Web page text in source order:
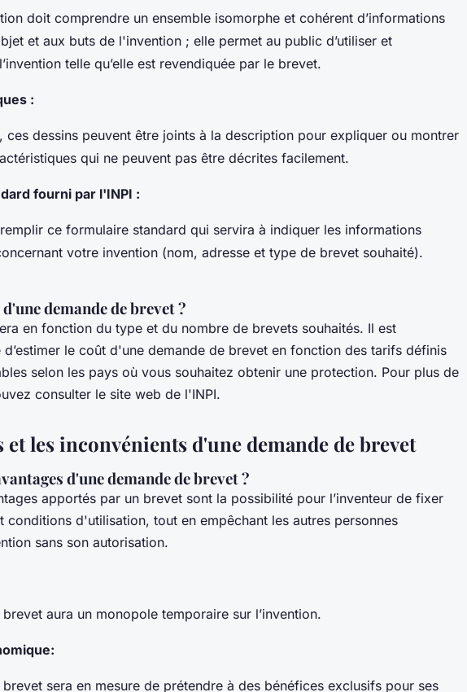
doit comprendre un ensemble isomorphe et cohérent d’informations
et aux buts de l'invention ; elle permet au public d’utiliser et
telle qu’elle est revendiquée par le brevet.
:
ces dessins peuvent être joints à la description pour expliquer ou montrer
qui ne peuvent pas être décrites facilement.
fourni par l'INPI :
ce formulaire standard qui servira à indiquer les informations
votre invention (nom, adresse et type de brevet souhaité).
demande de brevet ?
en fonction du type et du nombre de brevets souhaités. Il est
le coût d'une demande de brevet en fonction des tarifs définis
selon les pays où vous souhaitez obtenir une protection. Pour plus de
consulter le site web de l'INPI.
et les inconvénients d'une demande de brevet
d'une demande de brevet ?
apportés par un brevet sont la possibilité pour l’inventeur de fixer
conditions d'utilisation, tout en empêchant les autres personnes
sans son autorisation.
aura un monopole temporaire sur l’invention.
sera en mesure de prétendre à des bénéfices exclusifs pour ses